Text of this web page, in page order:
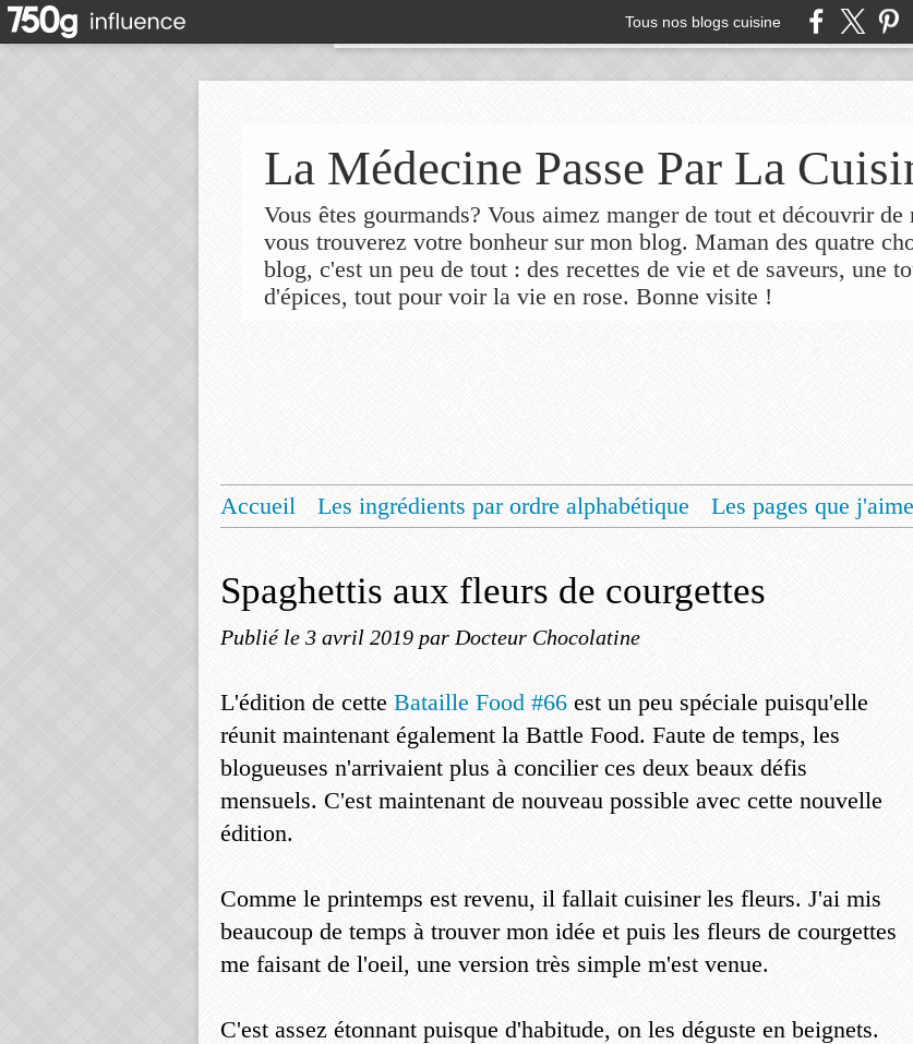
Tous nos blogs cuisine
La Médecine Passe Par La
Vous êtes gourmands? Vous aimez manger de tout et découvrir
vous trouverez votre bonheur sur mon blog. Maman des quatre
blog, c'est un peu de tout : des recettes de vie et de saveurs, une
d'épices, tout pour voir la vie en rose. Bonne visite !
Accueil Les ingrédients par ordre alphabétique Les pages que
Spaghettis aux fleurs de courgettes
Publié le 3 avril 2019 par Docteur Chocolatine
L'édition de cette Bataille Food #66 est un peu spéciale puisqu'elle
réunit maintenant également la Battle Food. Faute de temps, les
blogueuses n'arrivaient plus à concilier ces deux beaux défis
mensuels. C'est maintenant de nouveau possible avec cette nouvelle
édition.
Comme le printemps est revenu, il fallait cuisiner les fleurs. J'ai mis
beaucoup de temps à trouver mon idée et puis les fleurs de courgettes
me faisant de l'oeil, une version très simple m'est venue.
C'est assez étonnant puisque d'habitude, on les déguste en beignets.